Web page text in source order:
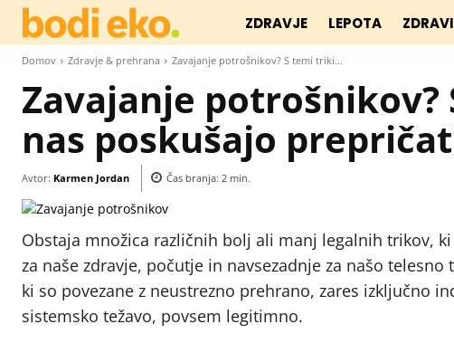
ZDRAVJE LEPOTA
Domov Zdravje & prehrana Zavajanje potrošnikov? S temi triki...
Zavajanje
nas poskušajo
Avtor: Karmen Jordan Čas branja: 2 min.
Obstaja množica različnih bolj ali manj legalnih trikov,
za naše zdravje, počutje in navsezadnje za našo
ki so povezane z neustrezno prehrano, zares izključno
sistemsko težavo, povsem legitimno.